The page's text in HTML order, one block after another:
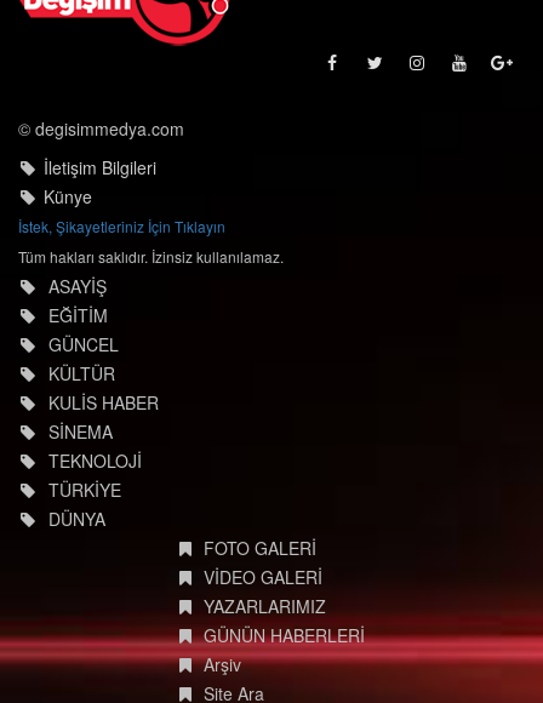
© degisimmedya.com
İletişim Bilgileri
Künye
İstek, Şikayetleriniz İçin Tıklayın
Tüm hakları saklıdır. İzinsiz kullanılamaz.
ASAYİŞ
EĞİTİM
GÜNCEL
KÜLTÜR
KULİS HABER
SİNEMA
TEKNOLOJİ
TÜRKİYE
DÜNYA
FOTO GALERİ
VİDEO GALERİ
YAZARLARIMIZ
GÜNÜN HABERLERİ
Arşiv
Site Ara